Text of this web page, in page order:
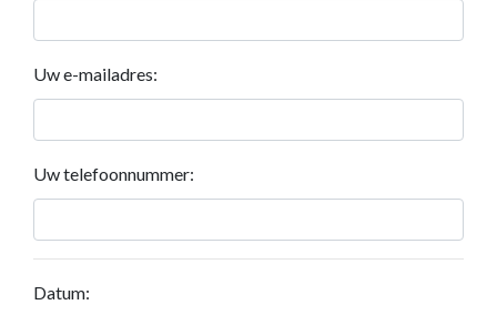
Uw e-mailadres:
Uw telefoonnummer:
Datum: